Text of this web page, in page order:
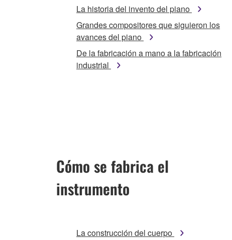
La historia del invento del piano
Grandes compositores que siguieron los
avances del piano
De la fabricación a mano a la fabricación
industrial
Cómo se fabrica el
instrumento
La construcción del cuerpo